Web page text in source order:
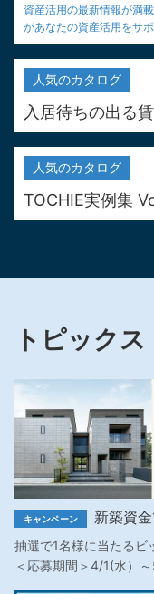
資産活用の最新情報が満
があなたの資産活用をサポ
人気のカタログ
入居待ちの出る
人気のカタログ
TOCHIE実例集
トピックス
キャンペーン 新築資
抽選で1名様に当たるビ
＜応募期間＞4/1(水）～